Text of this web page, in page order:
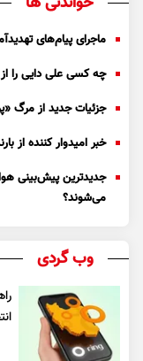
ماجرای پیام‌های
چه کسی علی دایی را
جزئیات جدید از مرگ
خبر امیدوار کننده از
جدیدترین پیش‌بینی
می‌شوند؟
وب گردی